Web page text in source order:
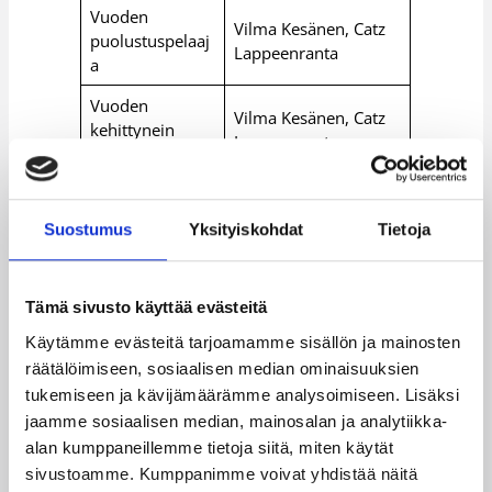
Suostumus Yksityiskohdat Tietoja
Tämä sivusto käyttää evästeitä
Käytämme evästeitä tarjoamamme sisällön ja mainosten
räätälöimiseen, sosiaalisen median ominaisuuksien
tukemiseen ja kävijämäärämme analysoimiseen. Lisäksi
jaamme sosiaalisen median, mainosalan ja analytiikka-
alan kumppaneillemme tietoja siitä, miten käytät
sivustoamme. Kumppanimme voivat yhdistää näitä
Vuoden
puolustuspelaaj
a
Vilma Kesänen, Catz
Lappeenranta
Vuoden
kehittynein
Vilma Kesänen, Catz
Lappeenranta
Paras kuudes
Maiju Pekkarinen,
Peli-Karhut (Kotka)
Aino Tuomi, Team S-
(Orimattila)
Vuoden
valmentaja
Ilpo Rantanen, Espoo
Team
Vuoden
erotuomari
Teemu Helenius